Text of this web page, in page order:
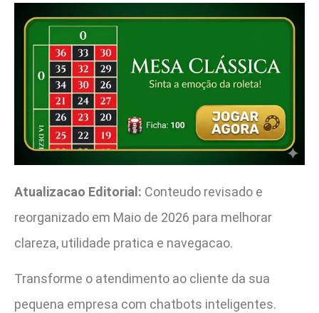
Atualizacao Editorial: Conteudo revisado e
reorganizado em Maio de 2026 para melhorar
clareza, utilidade pratica e navegacao.
Transforme o atendimento ao cliente da sua
pequena empresa com chatbots inteligentes.